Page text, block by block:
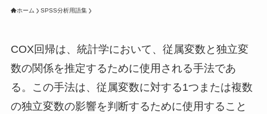
ホーム SPSS分析用語集
COX回帰は、統計学において、従属変数と独立変
数の関係を推定するために使用される手法であ
る。この手法は、従属変数に対する1つまたは複数
の独立変数の影響を判断するために使用すること